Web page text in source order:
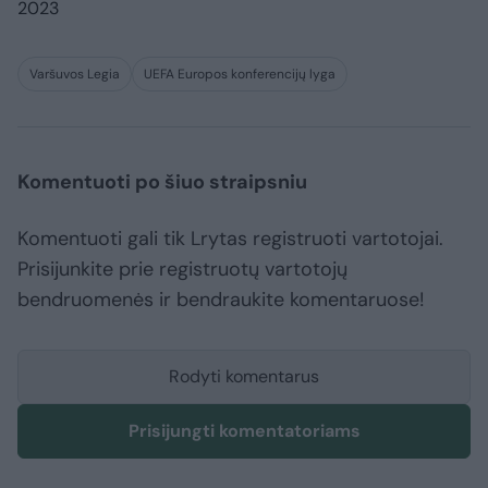
2023
Varšuvos Legia UEFA Europos konferencijų lyga
Komentuoti po šiuo straipsniu
Komentuoti gali tik Lrytas registruoti vartotojai.
Prisijunkite prie registruotų vartotojų
bendruomenės ir bendraukite komentaruose!
Rodyti komentarus
Prisijungti komentatoriams